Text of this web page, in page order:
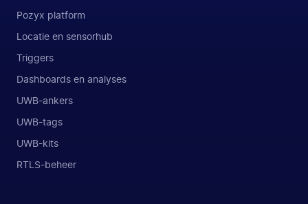
Pozyx platform
Locatie en sensorhub
Triggers
Dashboards en analyses
UWB-ankers
UWB-tags
UWB-kits
RTLS-beheer